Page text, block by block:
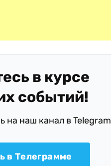
в курсе
событий!
на наш канал в Telegram
в Телеграмме